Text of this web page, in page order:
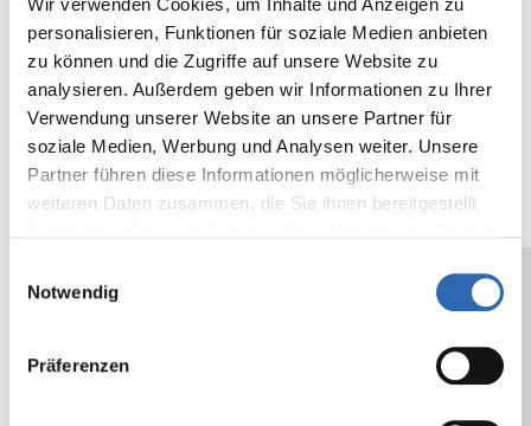
Wir verwenden Cookies, um Inhalte und Anzeigen zu
personalisieren, Funktionen für soziale Medien anbieten
zu können und die Zugriffe auf unsere Website zu
analysieren. Außerdem geben wir Informationen zu Ihrer
Verwendung unserer Website an unsere Partner für
soziale Medien, Werbung und Analysen weiter. Unsere
Partner führen diese Informationen möglicherweise mit
weiteren Daten zusammen, die Sie ihnen bereitgestellt
Notwendig
Präferenzen
min.
60,3
Spessore
supporto
µ 39 mil
Adhesive
strength on
cN/25mm
N/cm
550
2,2
oz/in
Core
3
The values given are typical values, and do